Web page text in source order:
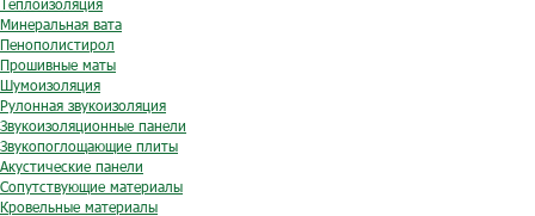
Теплоизоляция
Минеральная вата
Пенополистирол
Прошивные маты
Шумоизоляция
Рулонная звукоизоляция
Звукоизоляционные панели
Звукопоглощающие плиты
Акустические панели
Сопутствующие материалы
Кровельные материалы